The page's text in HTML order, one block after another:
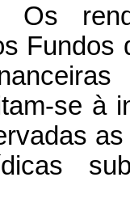
Fundos
se à